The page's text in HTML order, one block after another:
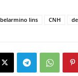
belarmino lins CNH